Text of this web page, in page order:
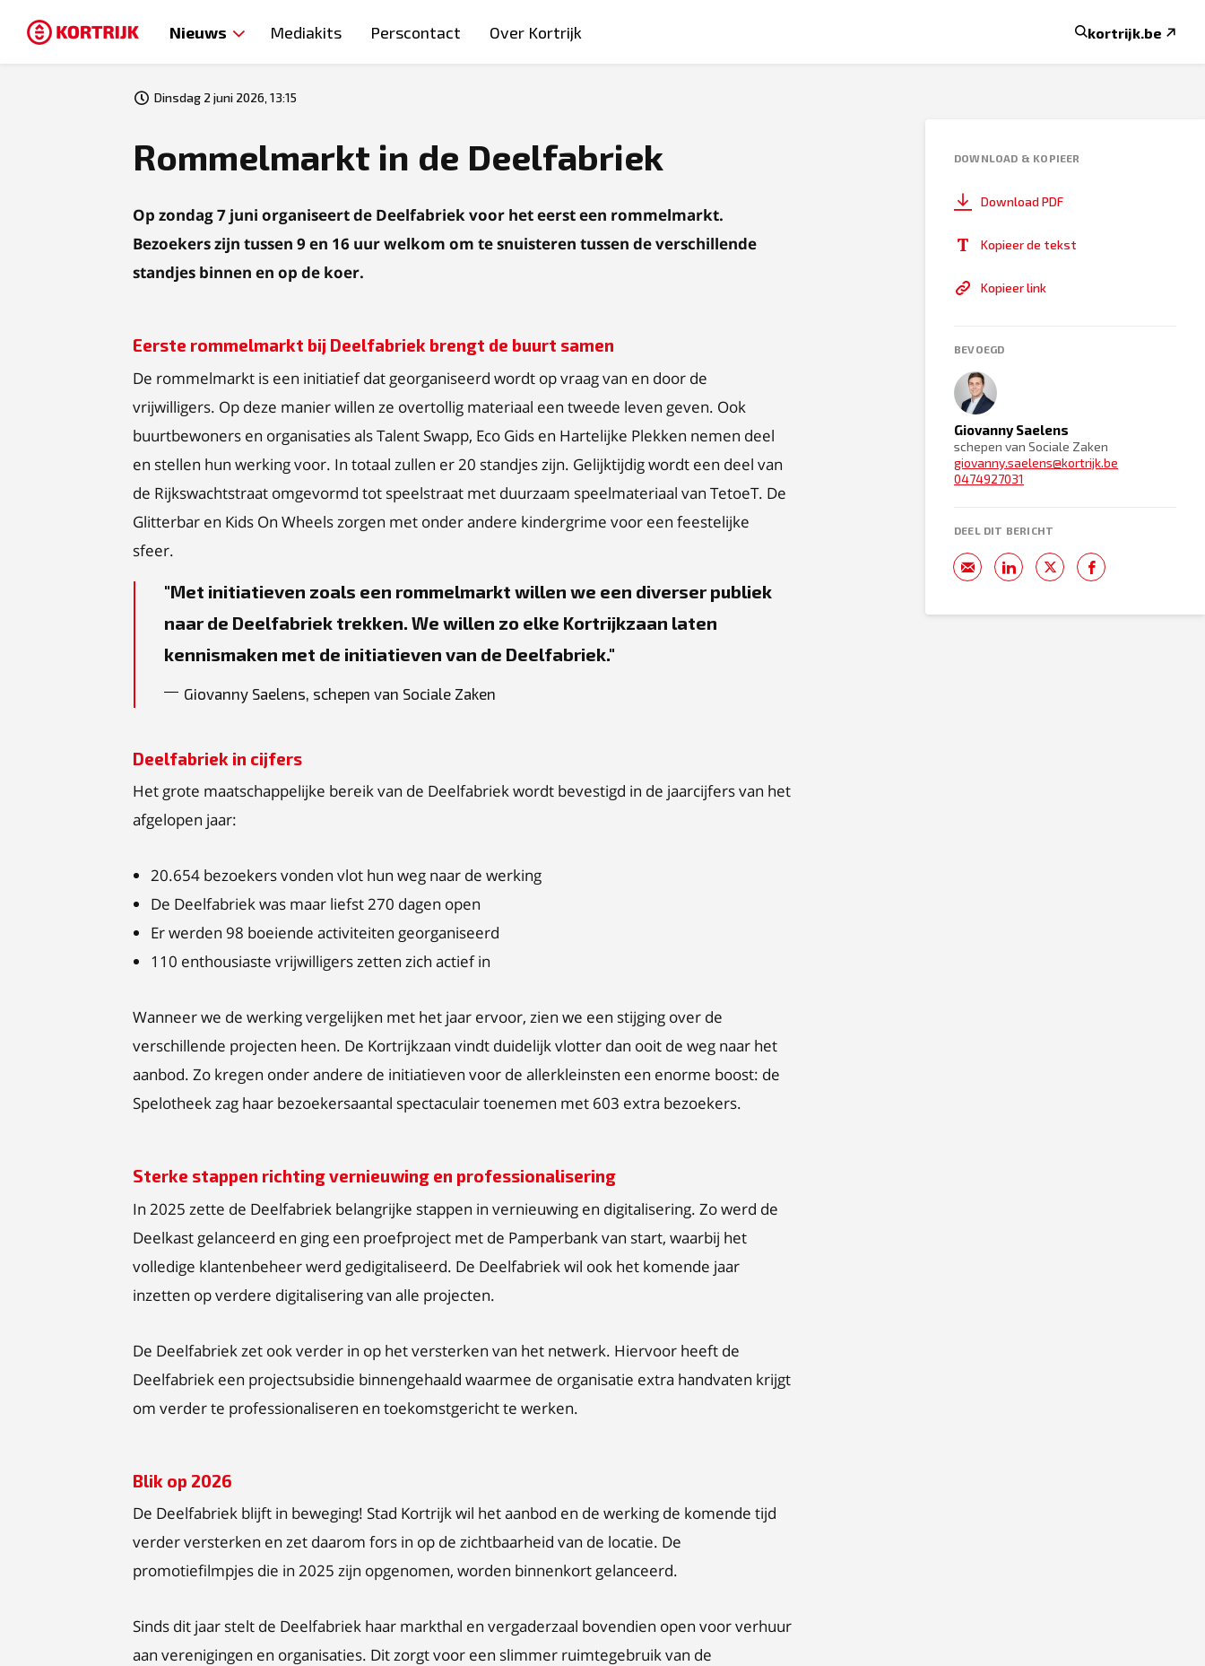
Nieuws Mediakits Perscontact Over Kortrijk kortrijk.be
Dinsdag 2 juni 2026, 13:15
Rommelmarkt in de Deelfabriek
Op zondag 7 juni organiseert de Deelfabriek voor het eerst een rommelmarkt.
Bezoekers zijn tussen 9 en 16 uur welkom om te snuisteren tussen de verschillende
standjes binnen en op de koer.
Eerste rommelmarkt bij Deelfabriek brengt de buurt samen
De rommelmarkt is een initiatief dat georganiseerd wordt op vraag van en door de
vrijwilligers. Op deze manier willen ze overtollig materiaal een tweede leven geven. Ook
buurtbewoners en organisaties als Talent Swapp, Eco Gids en Hartelijke Plekken nemen deel
en stellen hun werking voor. In totaal zullen er 20 standjes zijn. Gelijktijdig wordt een deel van
de Rijkswachtstraat omgevormd tot speelstraat met duurzaam speelmateriaal van TetoeT. De
Glitterbar en Kids On Wheels zorgen met onder andere kindergrime voor een feestelijke
sfeer.
Met initiatieven zoals een rommelmarkt willen we een diverser publiek
naar de Deelfabriek trekken. We willen zo elke Kortrijkzaan laten
kennismaken met de initiatieven van de Deelfabriek.
Giovanny Saelens, schepen van Sociale Zaken
Deelfabriek in cijfers
Het grote maatschappelijke bereik van de Deelfabriek wordt bevestigd in de jaarcijfers van het
afgelopen jaar:
20.654 bezoekers vonden vlot hun weg naar de werking
De Deelfabriek was maar liefst 270 dagen open
Er werden 98 boeiende activiteiten georganiseerd
110 enthousiaste vrijwilligers zetten zich actief in
Wanneer we de werking vergelijken met het jaar ervoor, zien we een stijging over de
verschillende projecten heen. De Kortrijkzaan vindt duidelijk vlotter dan ooit de weg naar het
aanbod. Zo kregen onder andere de initiatieven voor de allerkleinsten een enorme boost: de
Spelotheek zag haar bezoekersaantal spectaculair toenemen met 603 extra bezoekers.
Sterke stappen richting vernieuwing en professionalisering
In 2025 zette de Deelfabriek belangrijke stappen in vernieuwing en digitalisering. Zo werd de
Deelkast gelanceerd en ging een proefproject met de Pamperbank van start, waarbij het
volledige klantenbeheer werd gedigitaliseerd. De Deelfabriek wil ook het komende jaar
inzetten op verdere digitalisering van alle projecten.
De Deelfabriek zet ook verder in op het versterken van het netwerk. Hiervoor heeft de
Deelfabriek een projectsubsidie binnengehaald waarmee de organisatie extra handvaten krijgt
om verder te professionaliseren en toekomstgericht te werken.
Blik op 2026
De Deelfabriek blijft in beweging! Stad Kortrijk wil het aanbod en de werking de komende tijd
verder versterken en zet daarom fors in op de zichtbaarheid van de locatie. De
promotiefilmpjes die in 2025 zijn opgenomen, worden binnenkort gelanceerd.
Sinds dit jaar stelt de Deelfabriek haar markthal en vergaderzaal bovendien open voor verhuur
aan verenigingen en organisaties. Dit zorgt voor een slimmer ruimtegebruik van de
DOWNLOAD & KOPIEER
Download PDF
Kopieer de tekst
Kopieer link
BEVOEGD
Giovanny Saelens
schepen van Sociale Zaken
giovanny.saelens@kortrijk.be
0474927031
DEEL DIT BERICHT